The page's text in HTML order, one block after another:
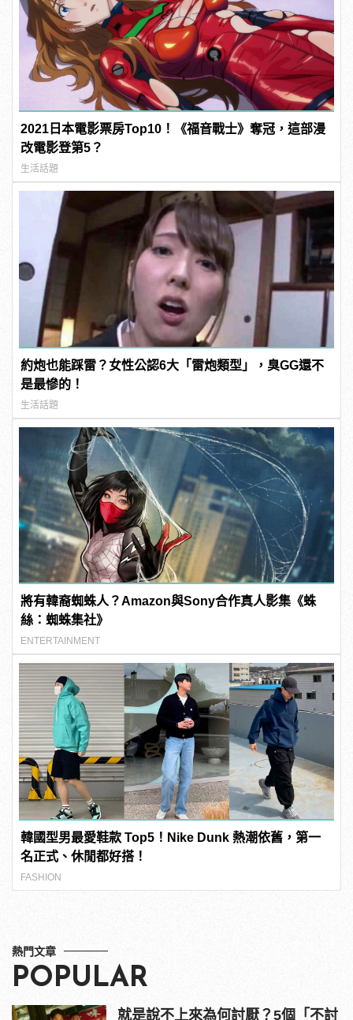
2021日本電影票房Top10！《福音戰士》奪冠，這部漫
改電影登第5？
生活話題
約炮也能踩雷？女性公認6大「雷炮類型」，臭GG還不
是最慘的！
生活話題
將有韓裔蜘蛛人？Amazon與Sony合作真人影集《蛛
絲：蜘蛛集社》
ENTERTAINMENT
韓國型男最愛鞋款 Top5！Nike Dunk 熱潮依舊，第一
名正式、休閒都好搭！
FASHION
熱門文章
POPULAR
就是說不上來為何討厭？5個「不討